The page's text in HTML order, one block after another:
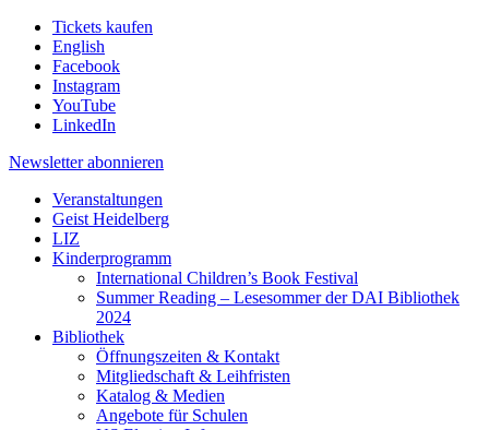
Tickets kaufen
English
Facebook
Instagram
YouTube
LinkedIn
Newsletter abonnieren
Veranstaltungen
Geist Heidelberg
LIZ
Kinderprogramm
International Children’s Book Festival
Summer Reading – Lesesommer der DAI Bibliothek
2024
Bibliothek
Öffnungszeiten & Kontakt
Mitgliedschaft & Leihfristen
Katalog & Medien
Angebote für Schulen